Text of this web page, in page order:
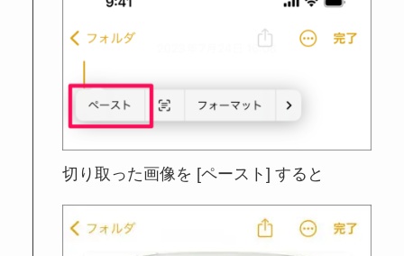
切り取った画像を [ペースト] すると